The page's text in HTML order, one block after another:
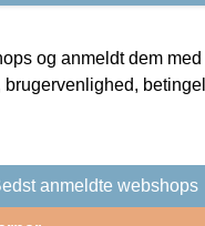
og anmeldt dem
anmeldte webshops